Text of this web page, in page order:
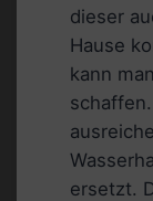
dieser
Hause
kann
ersetzt.